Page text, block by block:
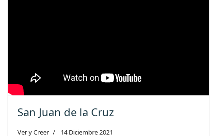
San Juan de la Cruz
Ver y Creer 14 Diciembre 2021